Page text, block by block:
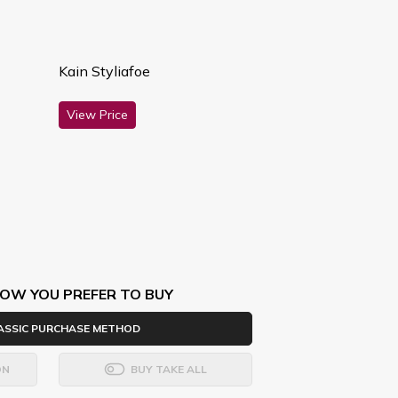
Kain Styliafoe
View Price
YOU PREFER TO BUY
PURCHASE METHOD
BUY TAKE ALL